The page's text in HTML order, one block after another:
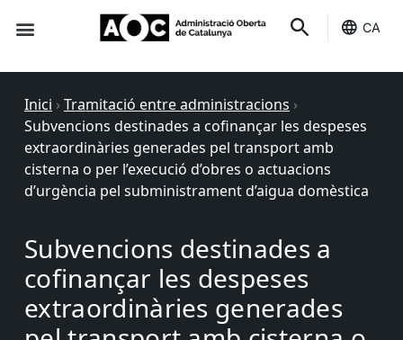
CA
Inici › Tramitació entre administracions ›
Subvencions destinades a cofinançar les despeses
extraordinàries generades pel transport amb
cisterna o per l’execució d’obres o actuacions
d’urgència pel subministrament d’aigua domèstica
Subvencions destinades a
cofinançar les despeses
extraordinàries generades